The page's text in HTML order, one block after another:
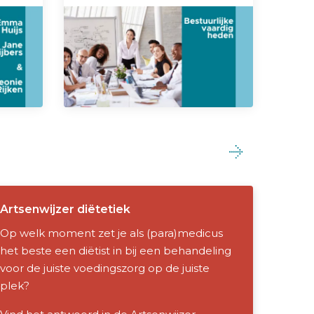
Artsenwijzer diëtetiek
Op welk moment zet je als (para)medicus
het beste een diëtist in bij een behandeling
voor de juiste voedingszorg op de juiste
plek?